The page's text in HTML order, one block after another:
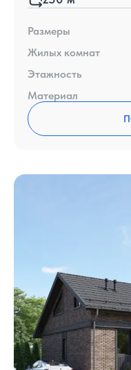
Размеры
Жилых комнат
Этажность
Материал